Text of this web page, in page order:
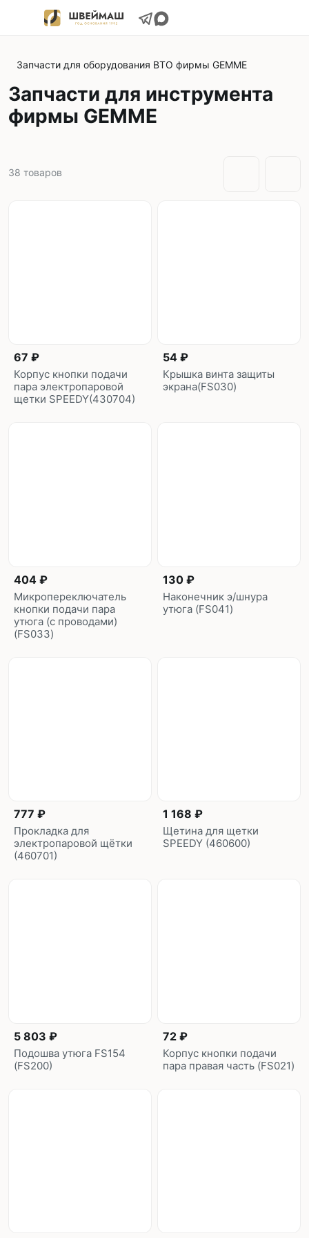
Запчасти для оборудования ВТО фирмы GEMME
Запчасти для инструмента
фирмы GEMME
38 товаров
67 ₽
Корпус кнопки подачи
пара электропаровой
щетки SPEEDY(430704)
54 ₽
Крышка винта защиты
экрана(FS030)
404 ₽
Микропереключатель
кнопки подачи пара
утюга (с проводами)
(FS033)
130 ₽
Наконечник э/шнура
утюга (FS041)
777 ₽
Прокладка для
электропаровой щётки
(460701)
1 168 ₽
Щетина для щетки
SPEEDY (460600)
5 803 ₽
Подошва утюга FS154
(FS200)
72 ₽
Корпус кнопки подачи
пара правая часть (FS021)